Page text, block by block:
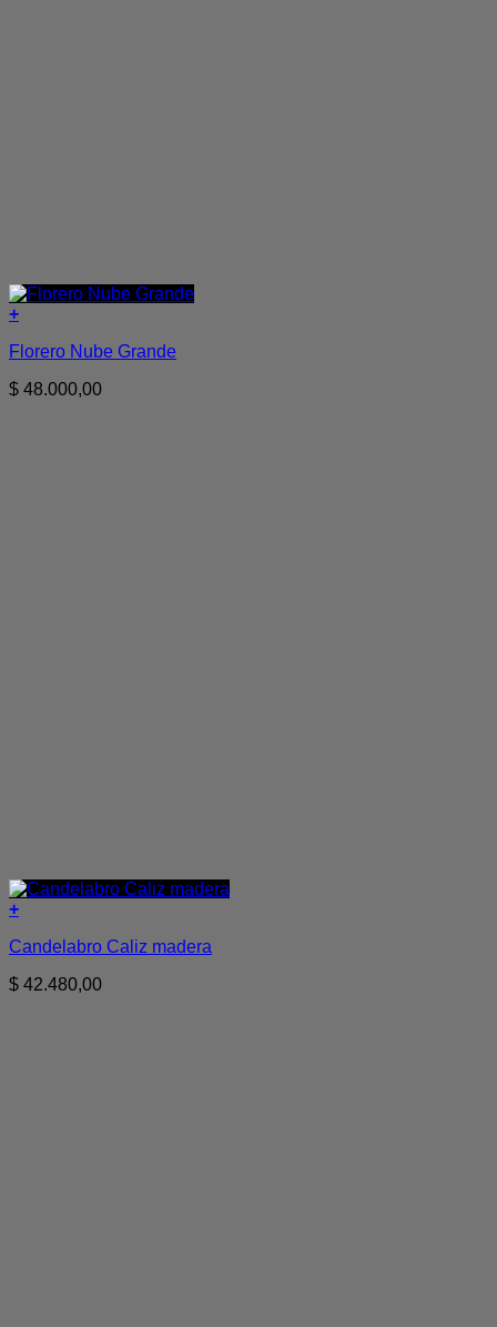
+
Florero Nube Grande
$ 48.000,00
+
Candelabro Caliz madera
$ 42.480,00